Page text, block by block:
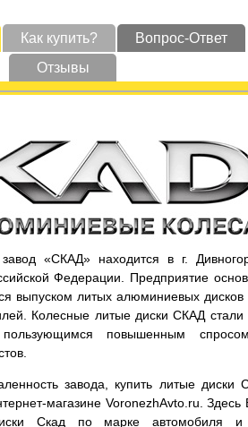
Как купить?
Вопрос-Ответ
Отзывы
«СКАД» находится в г.
Федерации. Предприятие
выпуском литых алюминиевых дисков
Колесные литые диски СКАД стали
повышенным
завода, купить литые диски
магазине VoronezhAvto.ru. Здесь
Скад по марке автомобиля